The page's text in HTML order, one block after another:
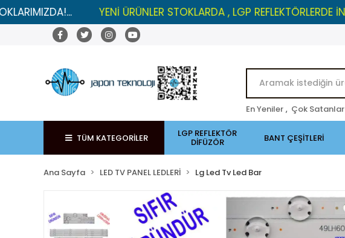
YENİ ÜRÜNLER STOKLARDA , LGP REFLEKTÖRLERDE İNDİRİM.
En Yeniler , Çok Satanlar
TÜM KATEGORİLER LGP REFLEKTÖR
DİFÜZÖR BANT ÇEŞİTLERİ
Ana Sayfa LED TV PANEL LEDLERİ Lg Led Tv Led Bar